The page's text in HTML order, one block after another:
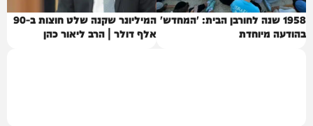
1958 שנה לחורבן הבית: 'המחדש'
בהודעה מיוחדת
המיליונר שקנה שלט חוצות ב-90
אלף דולר | הרב ליאור כהן